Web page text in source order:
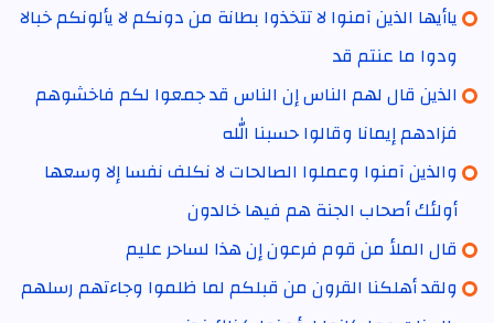
ياأيها الذين آمنوا لا تتخذوا بطانة من دونكم لا يألونكم خبالا
ودوا ما عنتم قد
الذين قال لهم الناس إن الناس قد جمعوا لكم فاخشوهم
فزادهم إيمانا وقالوا حسبنا الله
والذين آمنوا وعملوا الصالحات لا نكلف نفسا إلا وسعها
أولئك أصحاب الجنة هم فيها خالدون
قال الملأ من قوم فرعون إن هذا لساحر عليم
ولقد أهلكنا القرون من قبلكم لما ظلموا وجاءتهم رسلهم